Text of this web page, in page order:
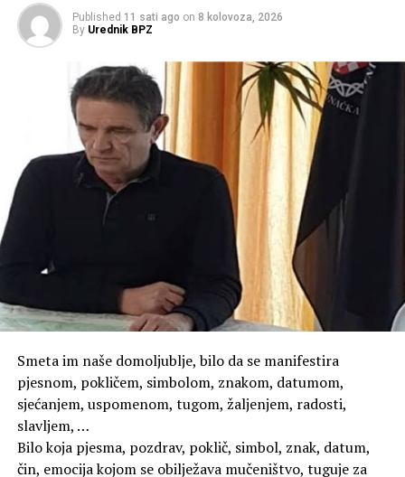
Osam katova i dvije podzemne etaže u
središtu grada
Novo sjedište Autocesta FBiH
gradi se na atraktivnoj
lokaciji u samom središtu Mostara, na parceli od 1.430
u neposrednoj blizini kružnog toka
na Bulevaru, prenosi
Riječ je o jednoj od najvećih i najznačajnijih javnih
investicija koje se trenutačno realiziraju na području
Ključni podatci o objektu:
Ukupna bruto površina:
Katnost:2 podzemne i 8 nadzemnih etaža
Published 11 sati ago on 8 kolovoza, 2026
By Urednik BPZ
Smeta im naše domoljublje, bilo da se manifestira
pjesnom, pokličem, simbolom, znakom, datumom,
sjećanjem, uspomenom, tugom, žaljenjem, radosti,
slavljem, …
Bilo koja pjesma, pozdrav, poklič, simbol, znak, datum,
čin, emocija kojom se obilježava mučeništvo, tuguje za